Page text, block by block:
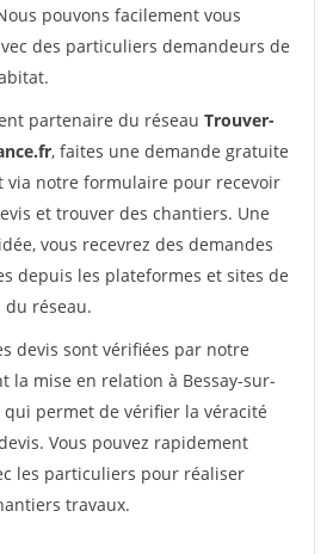
pouvons facilement vous
des particuliers demandeurs de
partenaire du réseau Trouver-
, faites une demande gratuite
via notre formulaire pour recevoir
et trouver des chantiers. Une
vous recevrez des demandes
depuis les plateformes et sites de
réseau.
devis sont vérifiées par notre
la mise en relation à Bessay-sur-
permet de vérifier la véracité
Vous pouvez rapidement
les particuliers pour réaliser
travaux.